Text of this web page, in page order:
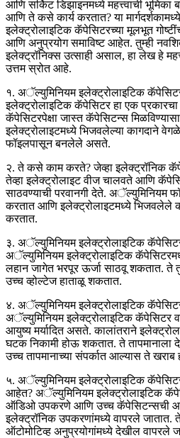
आणि सर्किट डिझाइनमध्ये महत्त्वाची
आणि ते कसे कार्य करतात? या
इलेक्ट्रोलाइटिक कॅपेसिटरच्या मूलभूत
आणि अनुप्रयोग समाविष्ट आहेत. तुम्ही
इलेक्ट्रॉनिक्स उत्साही असाल, हा लेख हे
उत्तम स्रोत आहे.
१. अॅल्युमिनियम इलेक्ट्रोलाइटिक
इलेक्ट्रोलाइटिक कॅपेसिटर हा एक
कॅपेसिटरपेक्षा जास्त कॅपेसिटन्स
इलेक्ट्रोलाइटमध्ये भिजवलेल्या कागदाने
फॉइलपासून बनलेले असते.
२. ते कसे काम करते? जेव्हा इलेक्ट्रॉनिक
तेव्हा इलेक्ट्रोलाइट वीज चालवते आणि
साठवण्याची परवानगी देते. अॅल्युमिनियम
करतात आणि इलेक्ट्रोलाइटमध्ये भिजवलेले
करतात.
३. अॅल्युमिनियम इलेक्ट्रोलाइटिक
अॅल्युमिनियम इलेक्ट्रोलाइटिक
लहान जागेत भरपूर ऊर्जा साठवू शकतात.
उच्च व्होल्टेज हाताळू शकतात.
४. अॅल्युमिनियम इलेक्ट्रोलाइटिक
अॅल्युमिनियम इलेक्ट्रोलाइटिक कॅपेसिटर
आयुष्य मर्यादित असते. कालांतराने
घटक निकामी होऊ शकतात. ते
उच्च तापमानाच्या संपर्कात आल्यास ते
५. अॅल्युमिनियम इलेक्ट्रोलाइटिक
आहेत? अॅल्युमिनियम इलेक्ट्रोलाइटिक
ऑडिओ उपकरणे आणि उच्च कॅपेसिटन्सची
इलेक्ट्रॉनिक उपकरणांमध्ये वापरले जातात.
ऑटोमोटिव्ह अनुप्रयोगांमध्ये देखील वापरले